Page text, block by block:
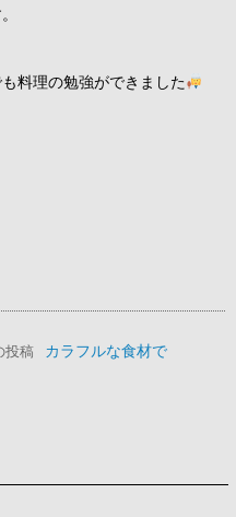
料理の勉強ができました
投稿
カラフルな食材で